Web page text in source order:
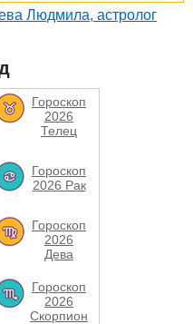
Людмила, астролог
Гороскоп
2026
Телец
Гороскоп
2026 Рак
Гороскоп
2026
Дева
Гороскоп
2026
Скорпион